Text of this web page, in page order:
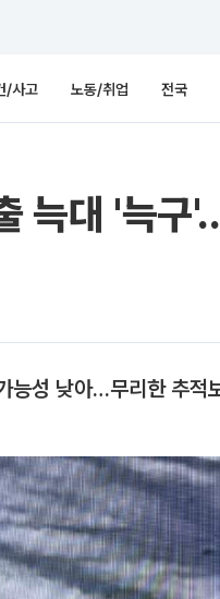
/사고 노동/취업 전국
늑대 '늑구
능성 낮아…무리한 추적